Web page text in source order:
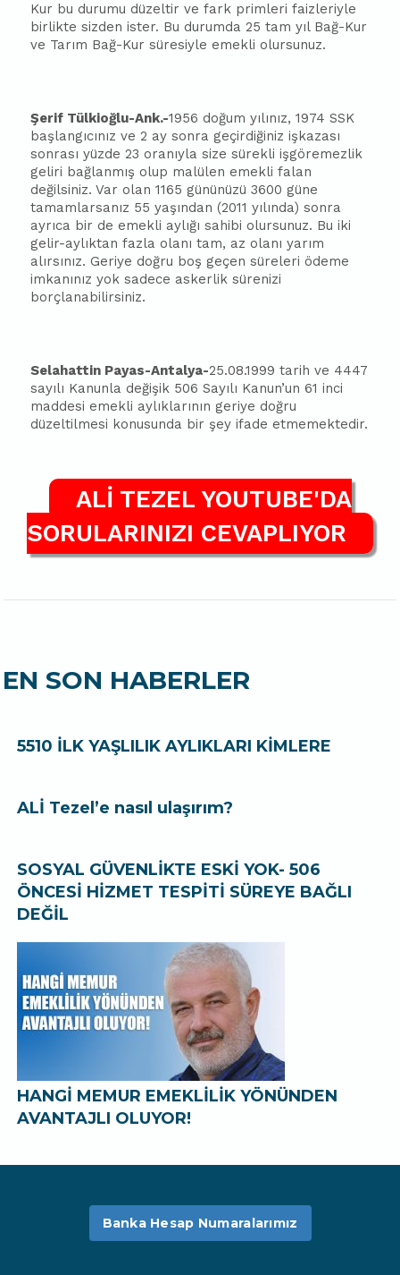
Kur bu durumu düzeltir ve fark primleri faizleriyle
birlikte sizden ister. Bu durumda 25 tam yıl Bağ-Kur
ve Tarım Bağ-Kur süresiyle emekli olursunuz.
Şerif Tülkioğlu-Ank.-1956 doğum yılınız, 1974 SSK
başlangıcınız ve 2 ay sonra geçirdiğiniz işkazası
sonrası yüzde 23 oranıyla size sürekli işgöremezlik
geliri bağlanmış olup malülen emekli falan
değilsiniz. Var olan 1165 gününüzü 3600 güne
tamamlarsanız 55 yaşından (2011 yılında) sonra
ayrıca bir de emekli aylığı sahibi olursunuz. Bu iki
gelir-aylıktan fazla olanı tam, az olanı yarım
alırsınız. Geriye doğru boş geçen süreleri ödeme
imkanınız yok sadece askerlik sürenizi
borçlanabilirsiniz.
Selahattin Payas-Antalya-25.08.1999 tarih ve 4447
sayılı Kanunla değişik 506 Sayılı Kanun’un 61 inci
maddesi emekli aylıklarının geriye doğru
düzeltilmesi konusunda bir şey ifade etmemektedir.
ALİ TEZEL YOUTUBE'DA
SORULARINIZI CEVAPLIYOR
EN SON HABERLER
5510 İLK YAŞLILIK AYLIKLARI KİMLERE
ALİ Tezel’e nasıl ulaşırım?
SOSYAL GÜVENLİKTE ESKİ YOK- 506
ÖNCESİ HİZMET TESPİTİ SÜREYE BAĞLI
DEĞİL
HANGİ MEMUR EMEKLİLİK YÖNÜNDEN
AVANTAJLI OLUYOR!
Banka Hesap Numaralarımız